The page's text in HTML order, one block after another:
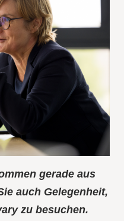
gerade aus
auch Gelegenheit,
zu besuchen.